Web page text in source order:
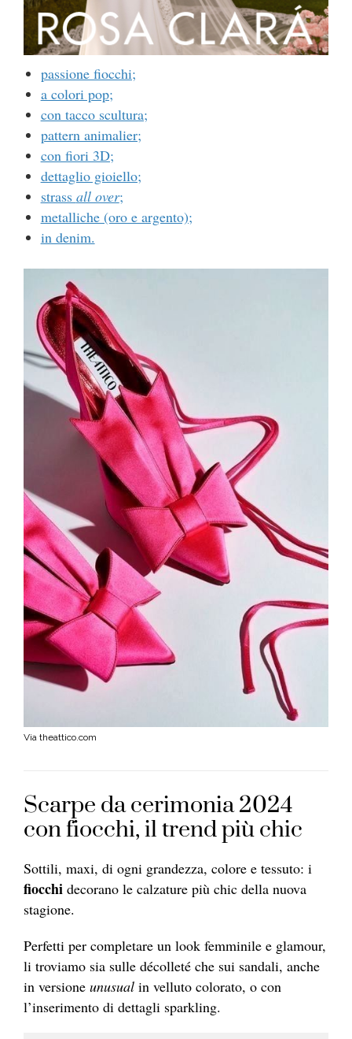
passione fiocchi;
a colori pop;
con tacco scultura;
pattern animalier;
con fiori 3D;
dettaglio gioiello;
strass all over;
metalliche (oro e argento);
in denim.
Via theattico.com
Scarpe da cerimonia 2024
con fiocchi, il trend più chic
Sottili, maxi, di ogni grandezza, colore e tessuto: i
fiocchi decorano le calzature più chic della nuova
stagione.
Perfetti per completare un look femminile e glamour,
li troviamo sia sulle décolleté che sui sandali, anche
in versione unusual in velluto colorato, o con
l’inserimento di dettagli sparkling.